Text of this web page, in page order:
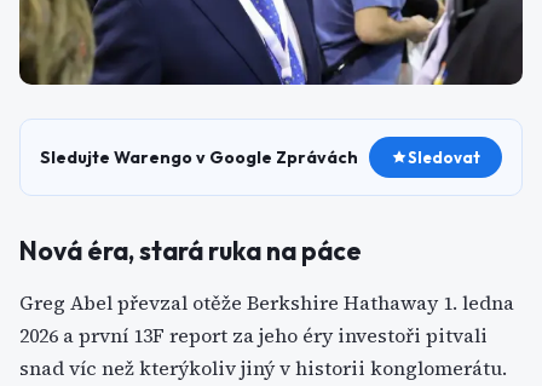
Sledujte Warengo v Google Zprávách Sledovat
Nová éra, stará ruka na páce
Greg Abel převzal otěže Berkshire Hathaway 1. ledna
2026 a první 13F report za jeho éry investoři pitvali
snad víc než kterýkoliv jiný v historii konglomerátu.